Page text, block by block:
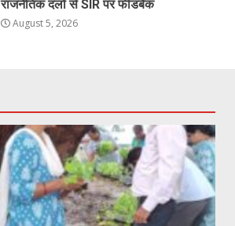
राजनैतिक दलों से SIR पर फीडबैक
August 5, 2026